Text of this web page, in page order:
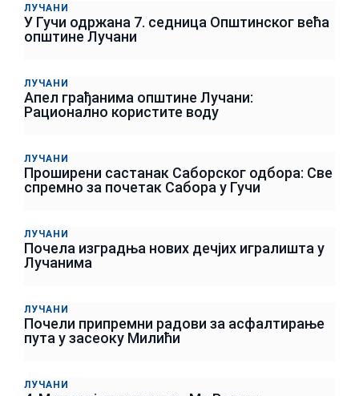
ЛУЧАНИ
У Гучи одржана 7. седница Општинског већа
општине Лучани
ЛУЧАНИ
Апел грађанима општине Лучани:
Рационално користите воду
ЛУЧАНИ
Проширени састанак Саборског одбора: Све
спремно за почетак Сабора у Гучи
ЛУЧАНИ
Почела изградња нових дечјих игралишта у
Лучанима
ЛУЧАНИ
Почели припремни радови за асфалтирање
пута у засеоку Милићи
ЛУЧАНИ